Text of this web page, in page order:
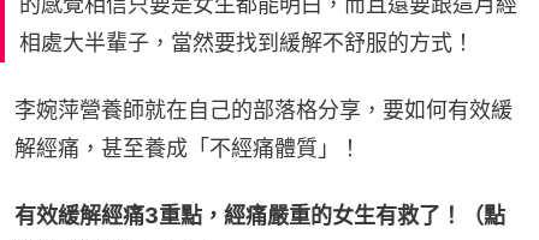
相處大半輩子，當然要找到緩解不舒服的方式！
李婉萍營養師就在自己的部落格分享，要如何有效緩
解經痛，甚至養成「不經痛體質」！
有效緩解經痛3重點，經痛嚴重的女生有救了！（點